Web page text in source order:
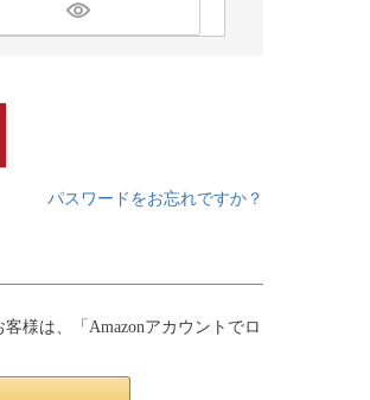
パスワードをお忘れですか？
様は、「Amazonアカウントでロ